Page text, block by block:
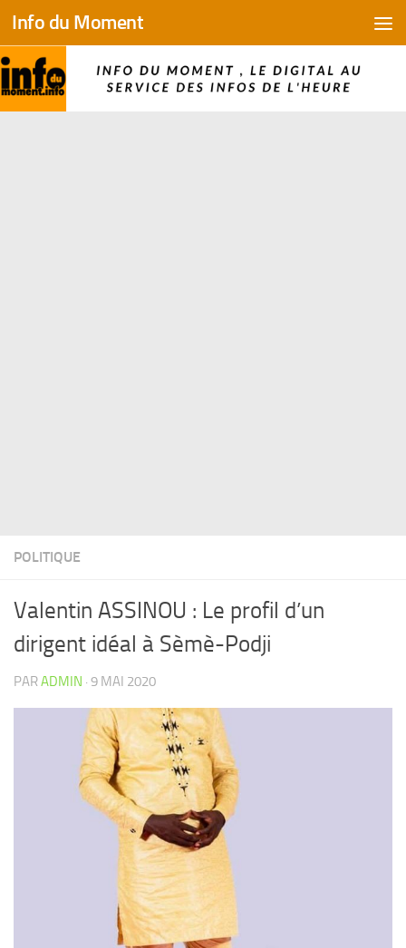
Skip to content
Info du Moment
POLITIQUE
Valentin ASSINOU : Le profil d’un
dirigent idéal à Sèmè-Podji
PARADMIN · 9 MAI 2020